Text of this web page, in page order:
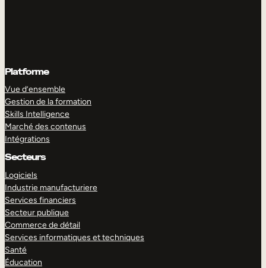
Platforme
Vue d’ensemble
Gestion de la formation
Skills Intelligence
Marché des contenus
Intégrations
Secteurs
Logiciels
Industrie manufacturiere
Services financiers
Secteur publique
Commerce de détail
Services informatiques et techniques
Santé
Éducation